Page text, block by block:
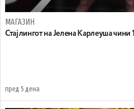
МАГАЗИН
Стајлингот на Јелена Карлеуша чини
пред 5 дена